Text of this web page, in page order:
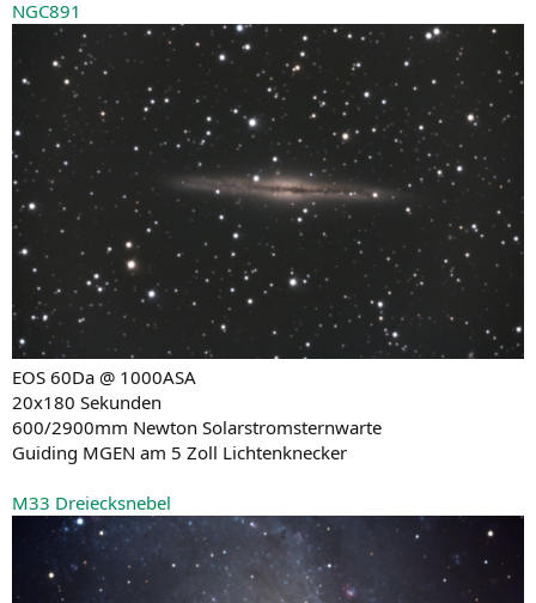
NGC891
EOS 60Da @ 1000ASA
20x180 Sekunden
600/2900mm Newton Solarstromsternwarte
Guiding MGEN am 5 Zoll Lichtenknecker
M33 Dreiecksnebel